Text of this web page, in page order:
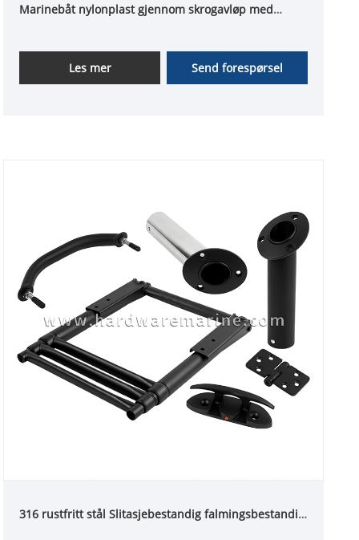
Marinebåt nylonplast gjennom skrogavløp med
Les mer Send forespørsel
316 rustfritt stål Slitasjebestandig falmingsbestandig